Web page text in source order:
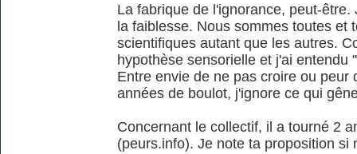
La fabrique de l'ignorance, peut-
la faiblesse. Nous sommes toutes et
scientifiques autant que les autres.
hypothèse sensorielle et j'ai entendu
Entre envie de ne pas croire ou peur
années de boulot, j'ignore ce qui
Concernant le collectif, il a tourné 2
(peurs.info). Je note ta proposition si